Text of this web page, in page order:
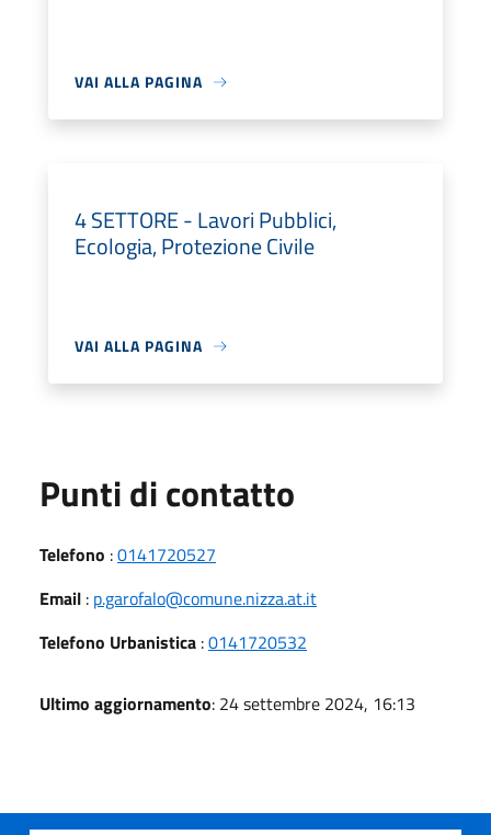
VAI ALLA PAGINA
4 SETTORE - Lavori Pubblici,
Ecologia, Protezione Civile
VAI ALLA PAGINA
Punti di contatto
Telefono :0141720527
Email : p.garofalo@comune.nizza.at.it
Telefono Urbanistica :0141720532
Ultimo aggiornamento: 24 settembre 2024, 16:13